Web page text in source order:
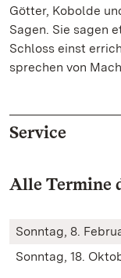
Götter, Kobolde
Sagen. Sie sagen
Schloss einst
sprechen von
Service
Alle Termine
Sonntag, 8.
Sonntag, 18.